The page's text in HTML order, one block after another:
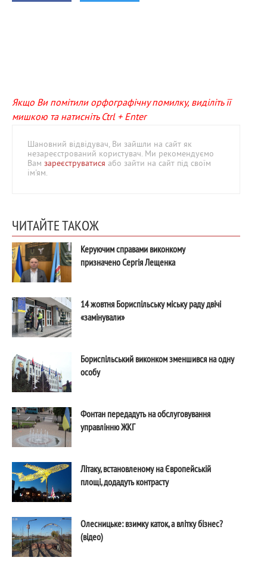
Якщо Ви помітили орфографічну помилку, виділіть її
мишкою та натисніть Ctrl + Enter
Шановний відвідувач, Ви зайшли на сайт як
незареєстрований користувач. Ми рекомендуємо
Вам зареєструватися або зайти на сайт під своїм
ім'ям.
ЧИТАЙТЕ ТАКОЖ
Керуючим справами виконкому
призначено Сергія Лещенка
14 жовтня Бориспільську міську раду двічі
«замінували»
Бориспільський виконком зменшився на одну
особу
Фонтан передадуть на обслуговування
управлінню ЖКГ
Літаку, встановленому на Європейській
площі, додадуть контрасту
Олесницьке: взимку каток, а влітку бізнес?
(відео)